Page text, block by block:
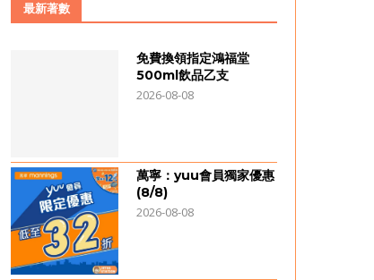
最新著數
免費換領指定鴻福堂
500ml飲品乙支
2026-08-08
萬寧：yuu會員獨家優惠
(8/8)
2026-08-08